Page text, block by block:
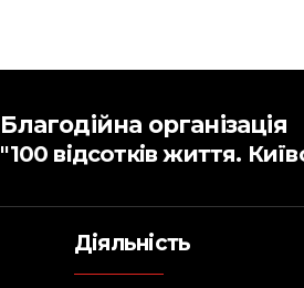
Благодійна організація
"100 відсотків життя.
Діяльність